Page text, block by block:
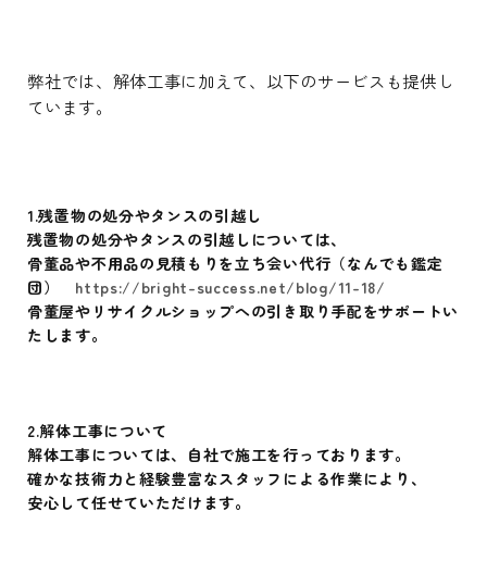
弊社では、解体工事に加えて、以下のサービスも提供し
ています。
1.残置物の処分やタンスの引越し
残置物の処分やタンスの引越しについては、
骨董品や不用品の見積もりを立ち会い代行（なんでも鑑定
団） https://bright-success.net/blog/11-18/
骨董屋やリサイクルショップへの引き取り手配をサポートい
たします。
2.解体工事について
解体工事については、自社で施工を行っております。
確かな技術力と経験豊富なスタッフによる作業により、
安心して任せていただけます。